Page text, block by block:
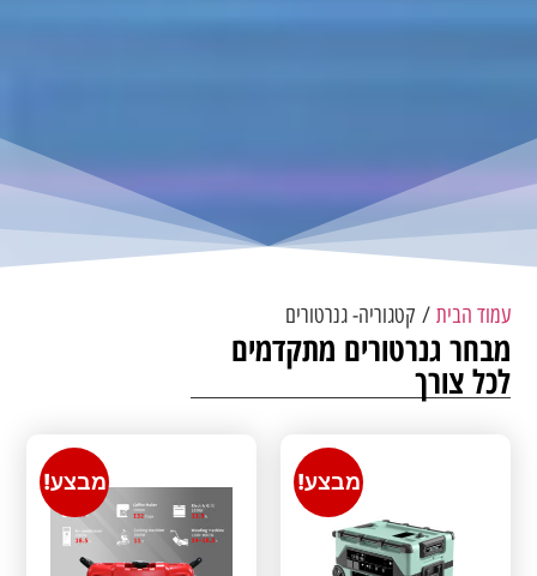
עמוד הבית / קטגוריה- גנרטורים
מבחר גנרטורים מתקדמים
לכל צורך
מבצע! מבצע!